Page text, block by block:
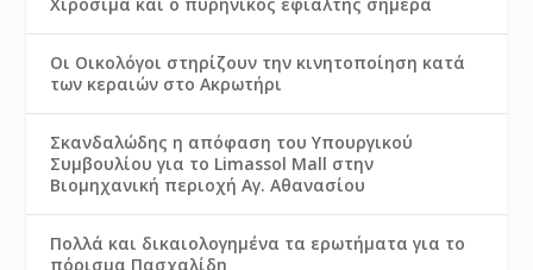
Χιροσίμα και ο πυρηνικός εφιάλτης σήμερα
Οι Οικολόγοι στηρίζουν την κινητοποίηση κατά
των κεραιών στο Ακρωτήρι
Σκανδαλώδης η απόφαση του Υπουργικού
Συμβουλίου για το Limassol Mall στην
Βιομηχανική περιοχή Αγ. Αθανασίου
Πολλά και δικαιολογημένα τα ερωτήματα για το
πόρισμα Πασχαλίδη